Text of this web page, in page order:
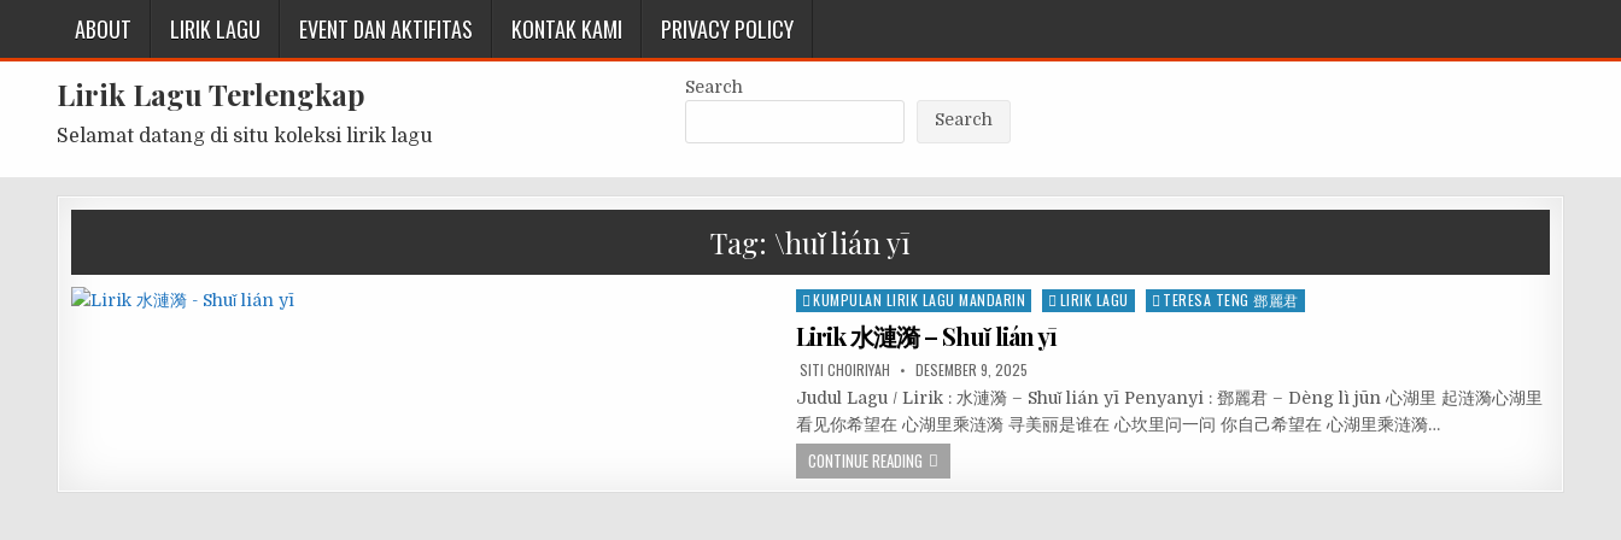
ABOUT LIRIK LAGU EVENT DAN AKTIFITAS KONTAK KAMI PRIVACY POLICY
Lirik Lagu Terlengkap
Selamat datang di situ koleksi lirik lagu
Search
Search
Tag: \huǐ lián yī
Posted
in
KUMPULAN LIRIK LAGU MANDARIN LIRIK LAGU TERESA TENG 鄧麗君
Lirik 水漣漪 – Shuǐ lián yī
SITI CHOIRIYAH DESEMBER 9, 2025
Judul Lagu / Lirik : 水漣漪 – Shuǐ lián yī Penyanyi : 鄧麗君 – Dèng lì jūn 心湖里 起涟漪心湖里
看见你希望在 心湖里乘涟漪 寻美丽是谁在 心坎里问一问 你自己希望在 心湖里乘涟漪…
CONTINUE READING